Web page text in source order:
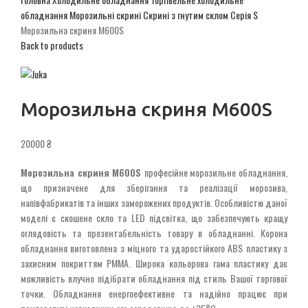
обладнанняМорозильні скриніСкрині з гнутим склом Серія S
Морозильна скриня M600S
Back to products
Морозильна скриня M600S
20000₴
Морозильна скриня M600S професійне морозильне обладнання,
що призначене для зберігання та реалізації морозива,
напівфабрикатів та інших заморожених продуктів. Особливістю даної
моделі є скошене скло та LED підсвітка, що забезпечують кращу
оглядовість та презентабельність товару в обладнанні. Корона
обладнання виготовлена з міцного та ударостійкого ABS пластику з
захисним покриттям РММА. Широка кольорова гама пластику дає
можливість влучно підібрати обладнання під стиль Вашої торгової
точки. Обладнання енергоефективне та надійно працює при